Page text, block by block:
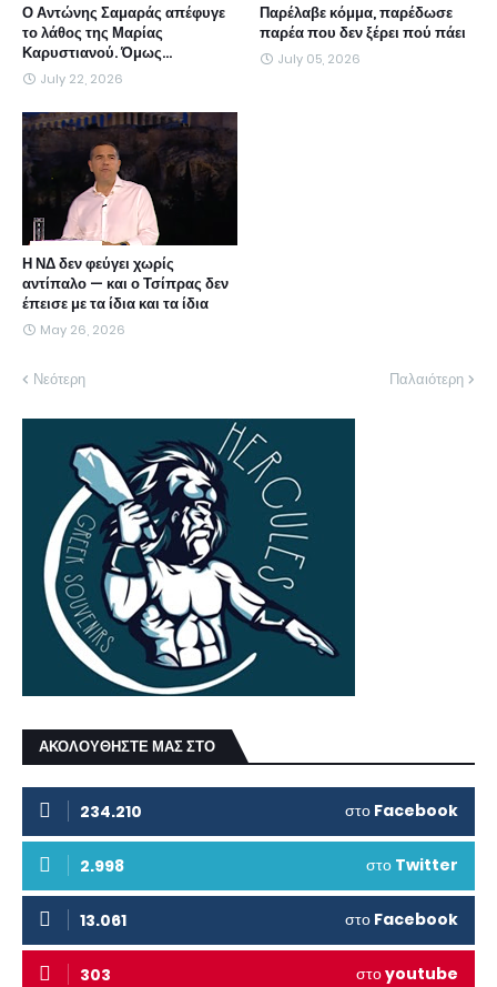
Ο Αντώνης Σαμαράς απέφυγε
το λάθος της Μαρίας
Καρυστιανού. Όμως...
July 22, 2026
Παρέλαβε κόμμα, παρέδωσε
παρέα που δεν ξέρει πού πάει
July 05, 2026
Η ΝΔ δεν φεύγει χωρίς
αντίπαλο — και ο Τσίπρας δεν
έπεισε με τα ίδια και τα ίδια
May 26, 2026
Νεότερη Παλαιότερη
ΑΚΟΛΟΥΘΗΣΤΕ ΜΑΣ ΣΤΟ
234.210 στο Facebook
2.998 στο Twitter
13.061 στο Facebook
303 στοyoutube